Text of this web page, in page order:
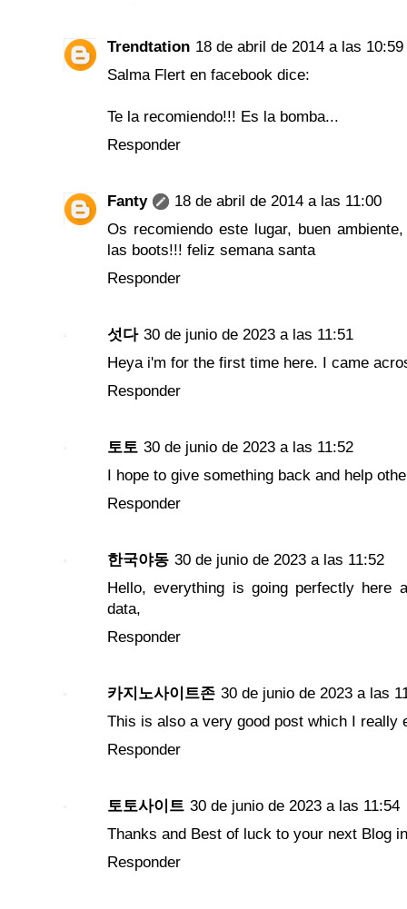
Trendtation 18 de abril de 2014 a las 10:59
Salma Flert en facebook dice:
Te la recomiendo!!! Es la bomba...
Responder
Fanty
18 de abril de 2014 a las 11:00
Os recomiendo este lugar, buen
las boots!!! feliz semana santa
Responder
섯다 30 de junio de 2023 a las 11:51
Heya i'm for the first time here. I came
Responder
토토 30 de junio de 2023 a las 11:52
I hope to give something back and help
Responder
한국야동 30 de junio de 2023 a las 11:52
Hello, everything is going perfectly here
data,
Responder
카지노사이트존 30 de junio de 2023 a las
This is also a very good post which I really
Responder
토토사이트 30 de junio de 2023 a las 11:54
Thanks and Best of luck to your next Blog
Responder